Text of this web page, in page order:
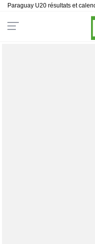
Paraguay U20 résultats et